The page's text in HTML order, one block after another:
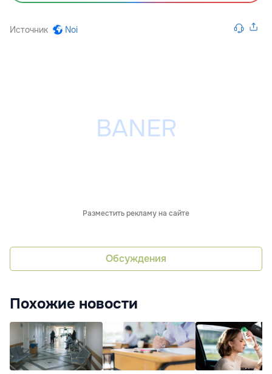
Источник Noi
Разместить рекламу на сайте
Обсуждения
Похожие новости